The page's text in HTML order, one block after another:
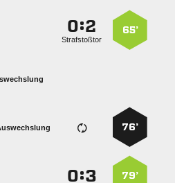
65’
:
Strafstoßtor
76’
79’
: